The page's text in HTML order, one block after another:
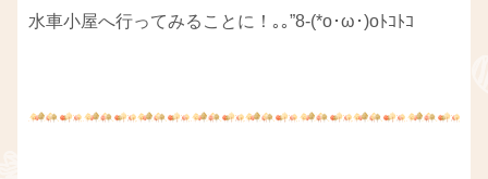
水車小屋へ行ってみることに！｡｡”8-(*o･ω･)oﾄｺﾄｺ